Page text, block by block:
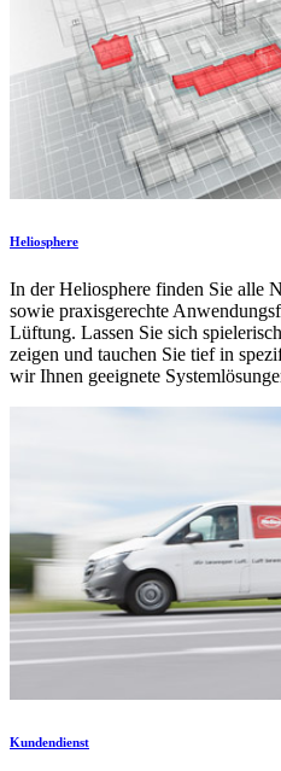
Heliosphere
In der Heliosphere finden Sie alle
sowie praxisgerechte
Lüftung. Lassen Sie sich
zeigen und tauchen Sie tief in
wir Ihnen geeignete
Kundendienst